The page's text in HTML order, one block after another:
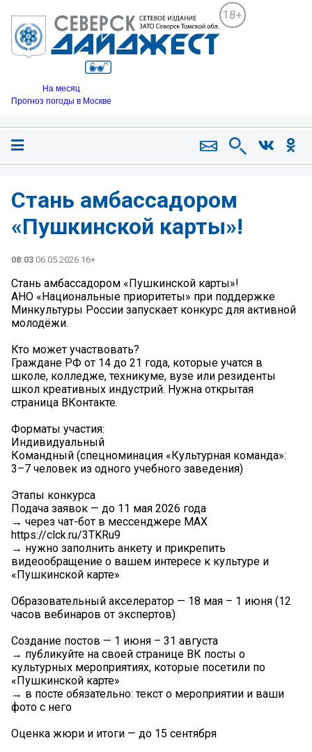
18+
На месяц
Прогноз погоды в Москве
Стань амбассадором
«Пушкинской карты»!
08:03 06.05.2026 16+
Стань амбассадором «Пушкинской карты»!
АНО «Национальные приоритеты» при поддержке
Минкультуры России запускает конкурс для активной
молодёжи.
Кто может участвовать?
Граждане РФ от 14 до 21 года, которые учатся в
школе, колледже, техникуме, вузе или резиденты
школ креативных индустрий. Нужна открытая
страница ВКонтакте.
Форматы участия:
Индивидуальный
Командный (спецноминация «Культурная команда»:
3–7 человек из одного учебного заведения)
Этапы конкурса
Подача заявок — до 11 мая 2026 года
→ через чат-бот в мессенджере МАХ
https://clck.ru/3TKRu9
→ нужно заполнить анкету и прикрепить
видеообращение о вашем интересе к культуре и
«Пушкинской карте»
Образовательный акселератор — 18 мая – 1 июня (12
часов вебинаров от экспертов)
Создание постов — 1 июня – 31 августа
→ публикуйте на своей странице ВК посты о
культурных мероприятиях, которые посетили по
«Пушкинской карте»
→ в посте обязательно: текст о мероприятии и ваши
фото с него
Оценка жюри и итоги — до 15 сентября